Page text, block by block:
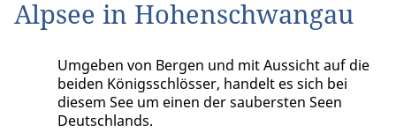
Alpsee in Hohenschwangau
Umgeben von Bergen und mit Aussicht auf die
beiden Königsschlösser, handelt es sich bei
diesem See um einen der saubersten Seen
Deutschlands.